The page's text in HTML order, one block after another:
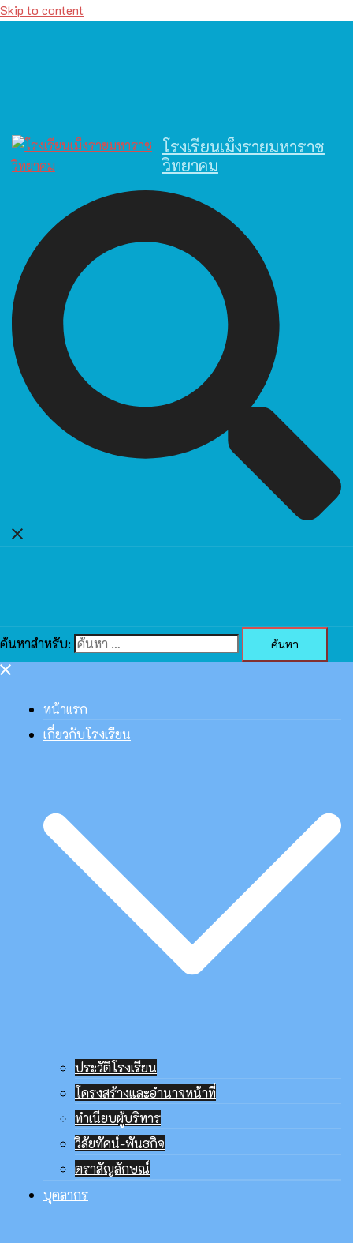
Skip to content
โรงเรียนเม็งรายมหาราช
วิทยาคม
ค้นหาสำหรับ:
หน้าแรก
เกี่ยวกับโรงเรียน
ประวัติโรงเรียน
โครงสร้างและอำนาจหน้าที่
ทำเนียบผู้บริหาร
วิสัยทัศน์-พันธกิจ
ตราสัญลักษณ์
บุคลากร